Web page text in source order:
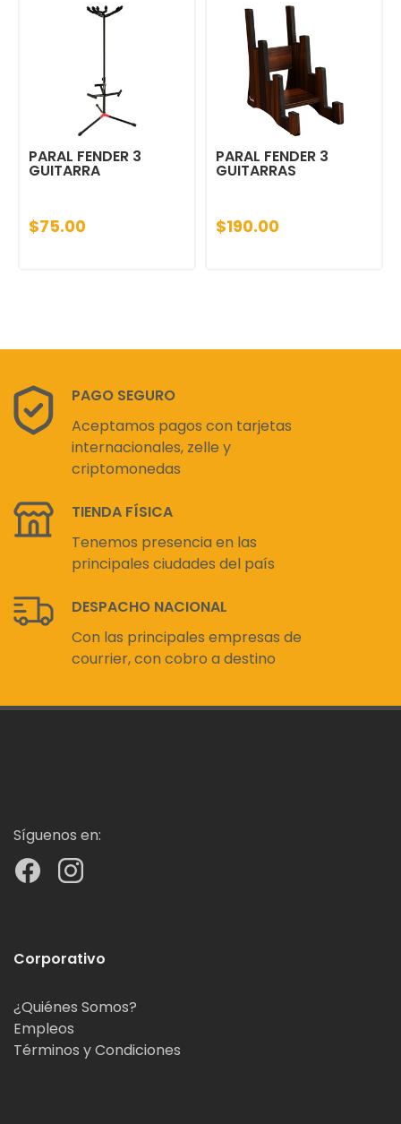
PARAL FENDER 3
GUITARRA
$75.00
PARAL FENDER 3
GUITARRAS
$190.00
PAGO SEGURO
Aceptamos pagos con tarjetas
internacionales, zelle y
criptomonedas
TIENDA FÍSICA
Tenemos presencia en las
principales ciudades del país
DESPACHO NACIONAL
Con las principales empresas de
courrier, con cobro a destino
Síguenos en:
Corporativo
¿Quiénes Somos?
Empleos
Términos y Condiciones